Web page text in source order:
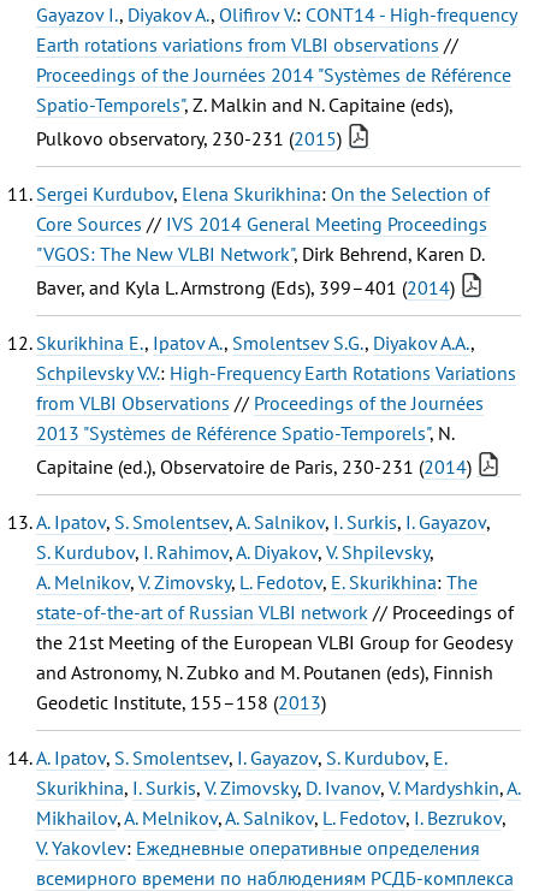
Gayazov I., Diyakov A., Olifirov V.: CONT14 - High-frequency
Earth rotations variations from VLBI observations //
Proceedings of the Journées 2014 "Systèmes de Référence
Spatio-Temporels", Z. Malkin and N. Capitaine (eds),
Pulkovo observatory, 230-231 (2015)
Sergei Kurdubov, Elena Skurikhina: On the Selection of
Core Sources // IVS 2014 General Meeting Proceedings
"VGOS: The New VLBI Network", Dirk Behrend, Karen D.
Baver, and Kyla L. Armstrong (Eds), 399–401 (2014)
Skurikhina E., Ipatov A., Smolentsev S.G., Diyakov A.A.,
Schpilevsky V.V.: High-Frequency Earth Rotations Variations
from VLBI Observations // Proceedings of the Journées
2013 "Systèmes de Référence Spatio-Temporels", N.
Capitaine (ed.), Observatoire de Paris, 230-231 (2014)
A. Ipatov, S. Smolentsev,A. Salnikov, I. Surkis, I. Gayazov,
S. Kurdubov, I. Rahimov,A. Diyakov, V. Shpilevsky,
A. Melnikov, V. Zimovsky, L. Fedotov, E. Skurikhina: The
state-of-the-art of Russian VLBI network // Proceedings of
the 21st Meeting of the European VLBI Group for Geodesy
and Astronomy, N. Zubko and M. Poutanen (eds), Finnish
Geodetic Institute, 155–158 (2013)
A. Ipatov, S. Smolentsev, I. Gayazov, S. Kurdubov, E.
Skurikhina, I. Surkis, V. Zimovsky, D. Ivanov, V. Mardyshkin,A.
Mikhailov,A. Melnikov,A. Salnikov, L. Fedotov, I. Bezrukov,
V. Yakovlev: Ежедневные оперативные определения
всемирного времени по наблюдениям РСДБ-комплекса